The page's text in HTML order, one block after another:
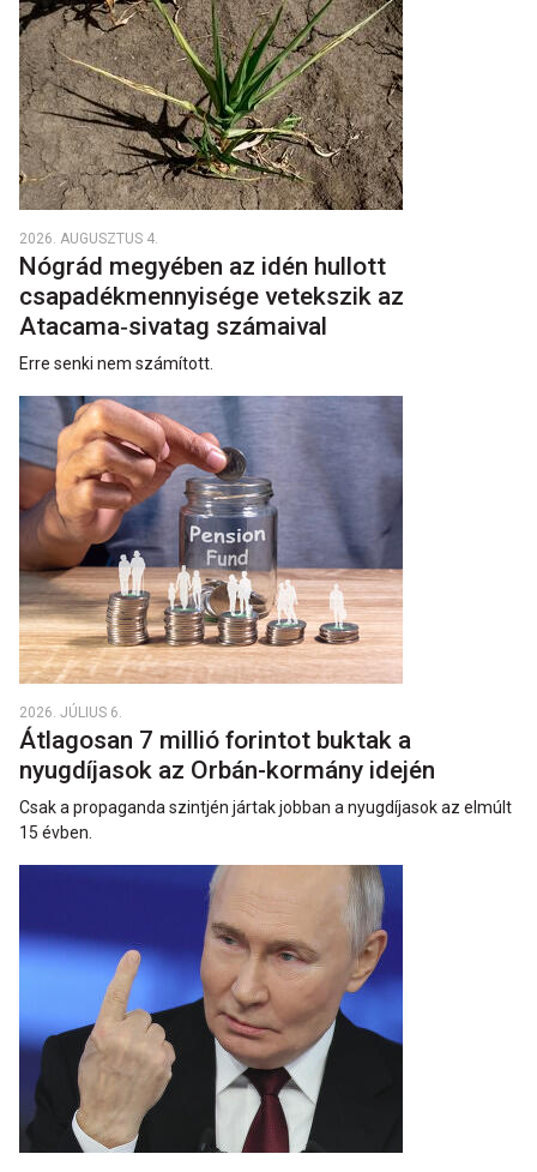
2026. AUGUSZTUS 4.
Nógrád megyében az idén hullott
csapadékmennyisége vetekszik az
Atacama‑sivatag számaival
Erre senki nem számított.
2026. JÚLIUS 6.
Átlagosan 7 millió forintot buktak a
nyugdíjasok az Orbán-kormány idején
Csak a propaganda szintjén jártak jobban a nyugdíjasok az elmúlt
15 évben.